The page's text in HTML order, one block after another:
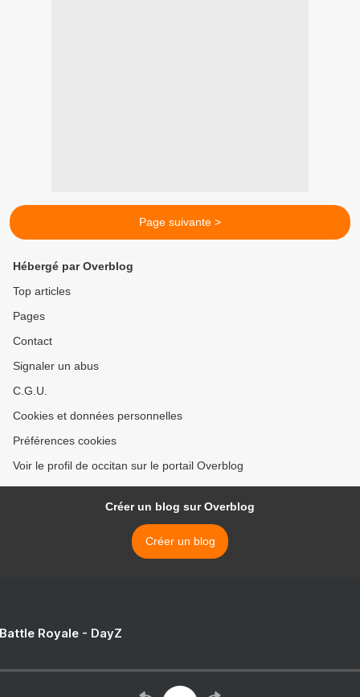
Page suivante >
Hébergé par Overblog
Top articles
Pages
Contact
Signaler un abus
C.G.U.
Cookies et données personnelles
Préférences cookies
Voir le profil de occitan sur le portail Overblog
Créer un blog sur Overblog
Créer un blog
Royale - DayZ